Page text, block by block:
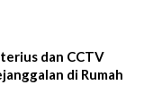
dan CCTV
di Rumah